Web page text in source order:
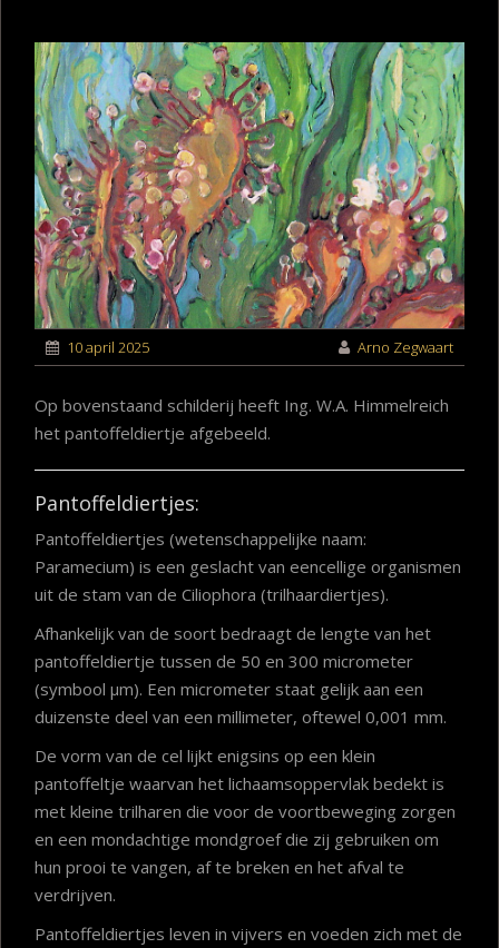
10 april 2025 Arno Zegwaart
Op bovenstaand schilderij heeft Ing. W.A. Himmelreich
het pantoffeldiertje afgebeeld.
Pantoffeldiertjes:
Pantoffeldiertjes (wetenschappelijke naam:
Paramecium) is een geslacht van eencellige organismen
uit de stam van de Ciliophora (trilhaardiertjes).
Afhankelijk van de soort bedraagt de lengte van het
pantoffeldiertje tussen de 50 en 300 micrometer
(symbool µm). Een micrometer staat gelijk aan een
duizenste deel van een millimeter, oftewel 0,001 mm.
De vorm van de cel lijkt enigsins op een klein
pantoffeltje waarvan het lichaamsoppervlak bedekt is
met kleine trilharen die voor de voortbeweging zorgen
en een mondachtige mondgroef die zij gebruiken om
hun prooi te vangen, af te breken en het afval te
verdrijven.
Pantoffeldiertjes leven in vijvers en voeden zich met de